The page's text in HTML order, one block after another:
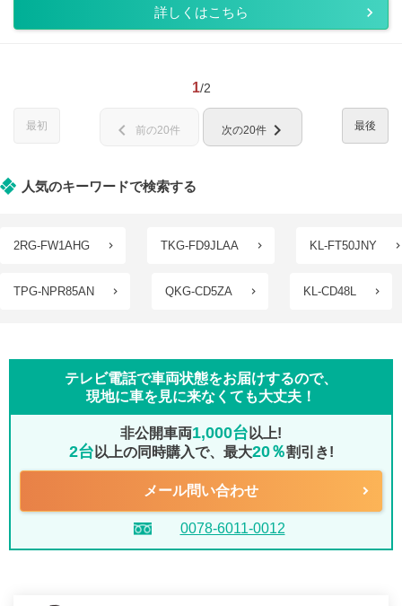
詳しくはこちら
1/2
最初 最後
chevron_left 前の20件 次の20件 chevron_right
人気のキーワードで検索する
2RG-FW1AHG TKG-FD9JLAA KL-FT50JNY
TPG-NPR85AN QKG-CD5ZA KL-CD48L
テレビ電話で車両状態をお届けするので、
現地に車を見に来なくても大丈夫！
非公開車両1,000台 以上!
2台 以上の同時購入で、最大20％割引き!
メール問い合わせ
0078-6011-0012